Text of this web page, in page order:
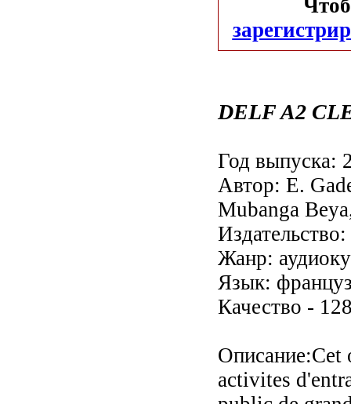
DELF A2
Год выпуска:
Автор: E.
Mubanga
Жанр:
Язык:
Качество -
Описание:Cet
activites